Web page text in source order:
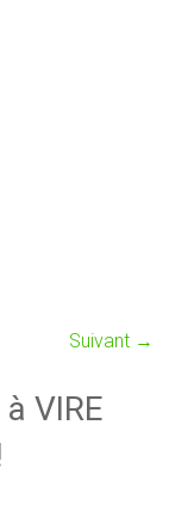
Suivant →
VIRE